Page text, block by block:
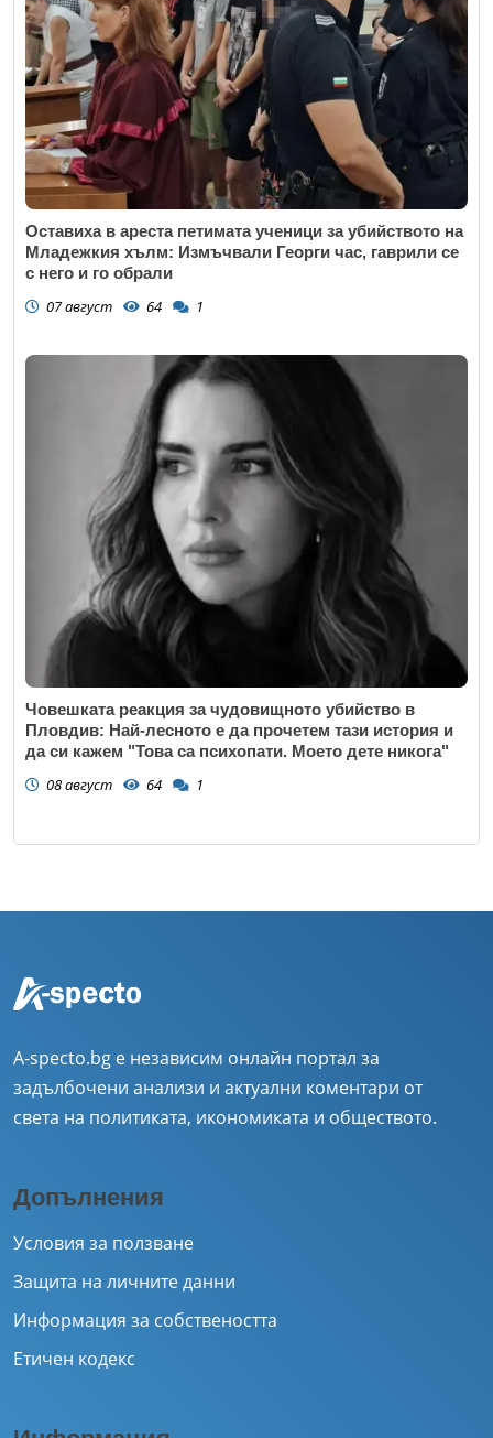
Оставиха в ареста петимата ученици за убийството на
Младежкия хълм: Измъчвали Георги час, гаврили се
с него и го обрали
07 август 64 1
Човешката реакция за чудовищното убийство в
Пловдив: Най-лесното е да прочетем тази история и
да си кажем "Това са психопати. Моето дете никога"
08 август 64 1
A-specto.bg е независим онлайн портал за
задълбочени анализи и актуални коментари от
света на политиката, икономиката и обществото.
Допълнения
Условия за ползване
Защита на личните данни
Информация за собствеността
Етичен кодекс